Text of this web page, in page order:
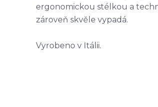
ergonomickou stélkou a
zároveň skvěle vypadá.
Vyrobeno v Itálii.